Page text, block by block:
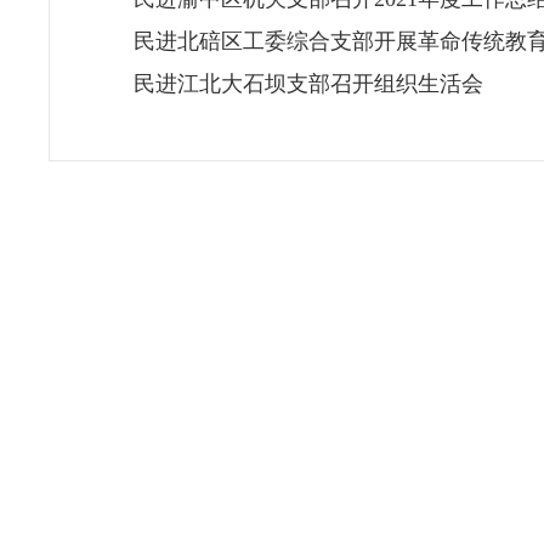
民进北碚区工委综合支部开展革命传统教
民进江北大石坝支部召开组织生活会